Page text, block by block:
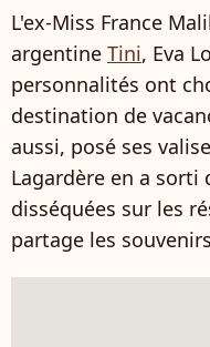
L'ex-Miss France
argentine Tini, Eva
personnalités ont
destination de
aussi, posé ses
Lagardère en a sorti
disséquées sur les
partage les